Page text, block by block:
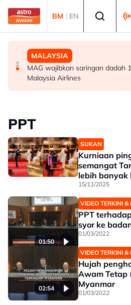
Skip to main content
BM | EN
DUNIA
Remaja dimasukkan ke
tembakan di barat Sydney
POLITIK
[TERKINI] 10 ADUN BN-PN
pentadbiran Negeri Sembilan
MALAYSIA
MAG wajibkan saringan dadah
Malaysia Airlines
PPT
SUKAN
Kurniaan
semangat
lebih banyak
15/11/2025
01:50
VIDEO TERKINI &
PPT
syor ke
01/03/2022
02:54
VIDEO TERKINI &
Hujah
Awam Tetap
Myanmar
01/03/2022